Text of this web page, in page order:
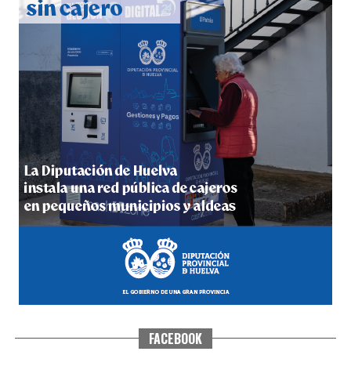
4º DÍA DE LAS FIESTAS COLOMBINAS 2026
hace 6 días·Huelvatv
SEXTA CORRIDA DE LAS FIESTAS COLOMBINAS
FACEBOOK